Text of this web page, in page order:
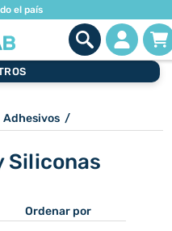
el país
Adhesivos /
Siliconas
Ordenar por